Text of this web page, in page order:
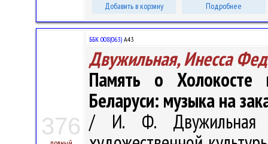
Добавить в корзину Подробнее
376
ББК 008(063) А43
Двужильная, Инесса
Память о Холокосте
Беларуси: музыка на
/ И. Ф. Двужильная